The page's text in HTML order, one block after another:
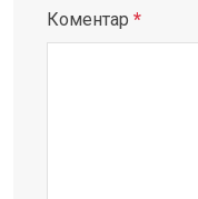
Коментар *